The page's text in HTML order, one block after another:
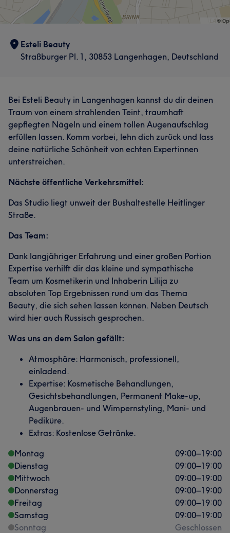
Esteli Beauty
Straßburger Pl. 1, 30853 Langenhagen, Deutschland
Bei Esteli Beauty in Langenhagen kannst du dir deinen
Traum von einem strahlenden Teint, traumhaft
gepflegten Nägeln und einem tollen Augenaufschlag
erfüllen lassen. Komm vorbei, lehn dich zurück und lass
deine natürliche Schönheit von echten Expertinnen
unterstreichen.
Nächste öffentliche Verkehrsmittel:
Das Studio liegt unweit der Bushaltestelle Heitlinger
Straße.
Das Team:
Dank langjähriger Erfahrung und einer großen Portion
Expertise verhilft dir das kleine und sympathische
Team um Kosmetikerin und Inhaberin Lilija zu
absoluten Top Ergebnissen rund um das Thema
Beauty, die sich sehen lassen können. Neben Deutsch
wird hier auch Russisch gesprochen.
Was uns an dem Salon gefällt:
Atmosphäre: Harmonisch, professionell,
einladend.
Expertise: Kosmetische Behandlungen,
Gesichtsbehandlungen, Permanent Make-up,
Augenbrauen- und Wimpernstyling, Mani- und
Pediküre.
Extras: Kostenlose Getränke.
Montag
09:00–19:00
Dienstag
09:00–19:00
Mittwoch
09:00–19:00
Donnerstag
09:00–19:00
Freitag
09:00–19:00
Samstag
09:00–19:00
Sonntag
Geschlossen